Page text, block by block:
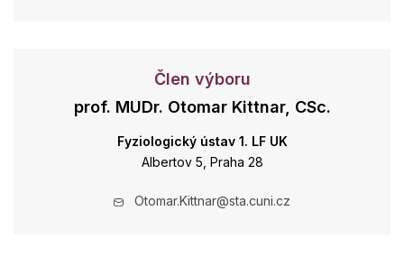
Člen výboru
prof. MUDr. Otomar Kittnar, CSc.
Fyziologický ústav 1. LF UK
Albertov 5, Praha 28
Otomar.Kittnar@sta.cuni.cz